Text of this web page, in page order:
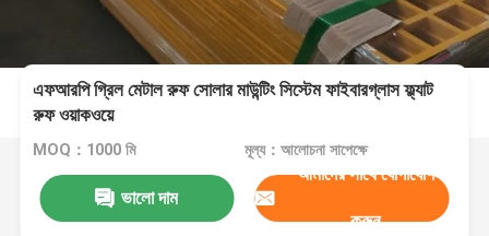
এফআরপি গ্রিল মেটাল রুফ সোলার মাউন্টিং সিস্টেম ফাইবারগ্লাস ফ্ল্যাট
রুফ ওয়াকওয়ে
MOQ：1000 মি মূল্য：আলোচনা সাপেক্ষে
ভালো দাম
আমাদের সাথে যোগাযোগ
করুন